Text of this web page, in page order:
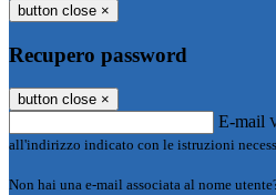
button close ×
Recupero password
button close ×
E-mail
all'indirizzo indicato con le istruzioni
Non hai una e-mail associata al nome